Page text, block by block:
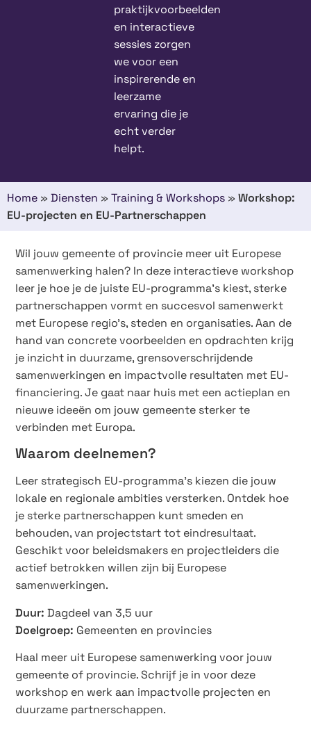
praktijkvoorbeelden
en interactieve
sessies zorgen
we voor een
inspirerende en
leerzame
ervaring die je
echt verder
helpt.
Home » Diensten » Training & Workshops » Workshop:
EU-projecten en EU-Partnerschappen
Wil jouw gemeente of provincie meer uit Europese
samenwerking halen? In deze interactieve workshop
leer je hoe je de juiste EU-programma’s kiest, sterke
partnerschappen vormt en succesvol samenwerkt
met Europese regio’s, steden en organisaties. Aan de
hand van concrete voorbeelden en opdrachten krijg
je inzicht in duurzame, grensoverschrijdende
samenwerkingen en impactvolle resultaten met EU-
financiering. Je gaat naar huis met een actieplan en
nieuwe ideeën om jouw gemeente sterker te
verbinden met Europa.
Waarom deelnemen?
Leer strategisch EU-programma’s kiezen die jouw
lokale en regionale ambities versterken. Ontdek hoe
je sterke partnerschappen kunt smeden en
behouden, van projectstart tot eindresultaat.
Geschikt voor beleidsmakers en projectleiders die
actief betrokken willen zijn bij Europese
samenwerkingen.
Duur:Dagdeel van 3,5 uur
Doelgroep: Gemeenten en provincies
Haal meer uit Europese samenwerking voor jouw
gemeente of provincie. Schrijf je in voor deze
workshop en werk aan impactvolle projecten en
duurzame partnerschappen.